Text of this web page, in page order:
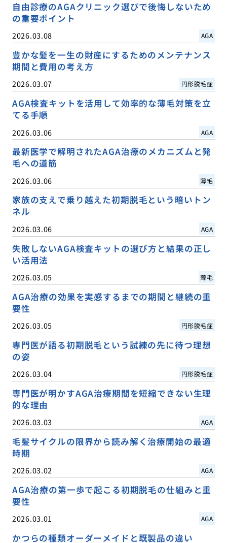
自由診療のAGAクリニック選びで後悔しないため
の重要ポイント
2026.03.08 AGA
豊かな髪を一生の財産にするためのメンテナンス
期間と費用の考え方
2026.03.07 円形脱毛症
AGA検査キットを活用して効率的な薄毛対策を立
てる手順
2026.03.06 AGA
最新医学で解明されたAGA治療のメカニズムと発
毛への道筋
2026.03.06 薄毛
家族の支えで乗り越えた初期脱毛という暗いトン
ネル
2026.03.06 AGA
失敗しないAGA検査キットの選び方と結果の正し
い活用法
2026.03.05 薄毛
AGA治療の効果を実感するまでの期間と継続の重
要性
2026.03.05 円形脱毛症
専門医が語る初期脱毛という試練の先に待つ理想
の姿
2026.03.04 円形脱毛症
専門医が明かすAGA治療期間を短縮できない生理
的な理由
2026.03.03 AGA
毛髪サイクルの限界から読み解く治療開始の最適
時期
2026.03.02 AGA
AGA治療の第一歩で起こる初期脱毛の仕組みと重
要性
2026.03.01 AGA
かつらの種類オーダーメイドと既製品の違い